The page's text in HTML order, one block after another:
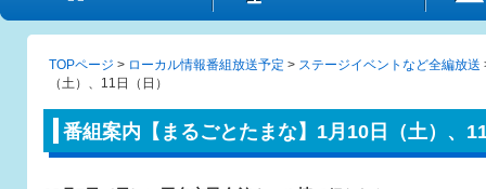
TOPページ > ローカル情報番組放送予定 > ステージイベントなど全編放送
（土）、11日（日）
番組案内【まるごとたまな】1月10日（土）、